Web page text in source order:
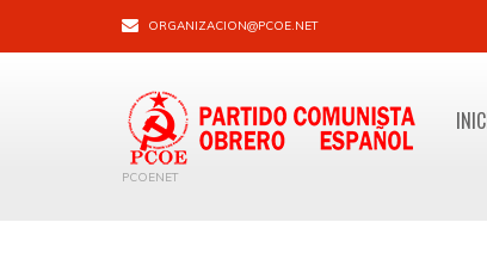
ORGANIZACION@PCOE.NET
PCOENET